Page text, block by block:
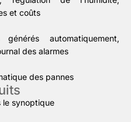
et coûts
automatiquement,
des alarmes
des pannes
le synoptique